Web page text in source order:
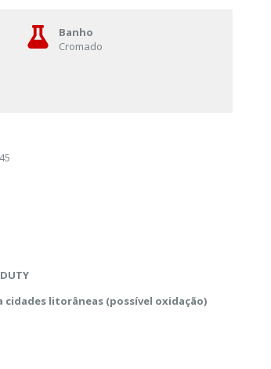
Banho
Cromado
litorâneas (possível oxidação)